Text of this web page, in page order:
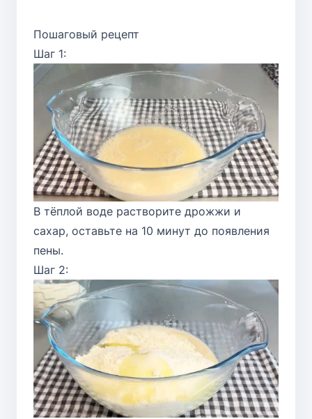
Пошаговый рецепт
Шаг 1:
В тёплой воде растворите дрожжи и
сахар, оставьте на 10 минут до появления
пены.
Шаг 2: